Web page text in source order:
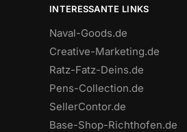
INTERESSANTE LINKS
Naval-Goods.de
Creative-Marketing.de
Ratz-Fatz-Deins.de
Pens-Collection.de
SellerContor.de
Base-Shop-Richthofen.de